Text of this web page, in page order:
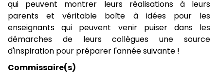
qui peuvent montrer leurs réalisations à leurs
parents et véritable boîte à idées pour les
enseignants qui peuvent venir puiser dans les
démarches de leurs collègues une source
d'inspiration pour préparer l'année suivante !
Commissaire(s)